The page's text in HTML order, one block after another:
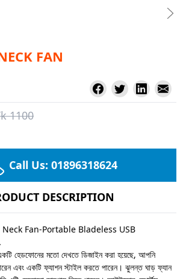
FAN
1100
Call Us: 01896318624
DESCRIPTION
Fan-Portable Bladeless USB
হেডফোনের মতো দেখতে ডিজাইন করা হয়েছে, আপনি
এবং একটি ফ্যাশন স্টাইল করতে পারেন। ঝুলন্ত ঘাড় ফ্যান